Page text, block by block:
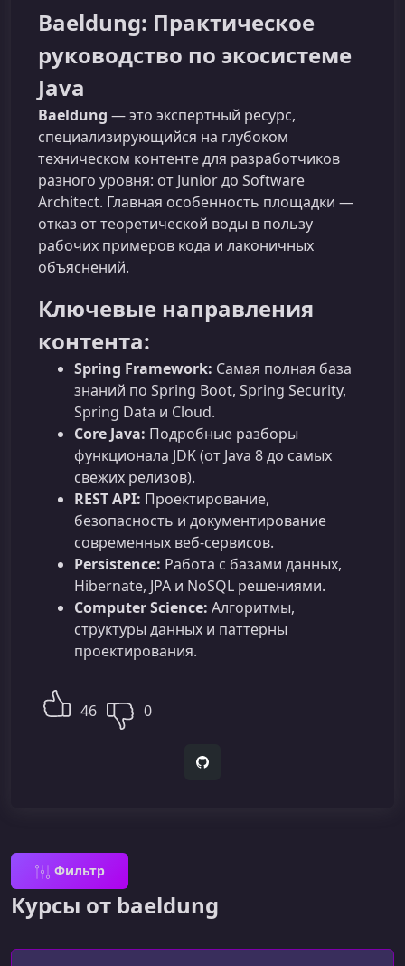
Baeldung: Практическое
руководство по экосистеме
Java
Baeldung — это экспертный ресурс,
специализирующийся на глубоком
техническом контенте для разработчиков
разного уровня: от Junior до Software
Architect. Главная особенность площадки —
отказ от теоретической воды в пользу
рабочих примеров кода и лаконичных
объяснений.
Ключевые направления
контента:
Spring Framework: Самая полная база
знаний по Spring Boot, Spring Security,
Spring Data и Cloud.
Core Java: Подробные разборы
функционала JDK (от Java 8 до самых
свежих релизов).
REST API: Проектирование,
безопасность и документирование
современных веб-сервисов.
Persistence: Работа с базами данных,
Hibernate, JPA и NoSQL решениями.
Computer Science: Алгоритмы,
структуры данных и паттерны
проектирования.
46 0
GitHub
Фильтр
Курсы от baeldung